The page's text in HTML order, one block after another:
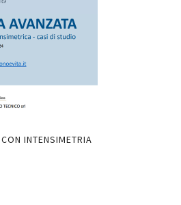
INTENSIMETRIA